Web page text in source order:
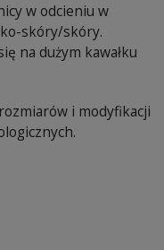
w odcieniu w
skóry/skóry.
na dużym kawałku
i modyfikacji